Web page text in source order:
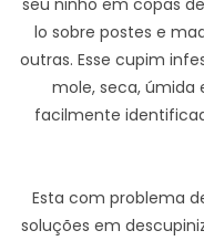
seu ninho em copas
lo sobre postes e
outras. Esse cupim
mole, seca, úmida
facilmente
Esta com problema
soluções em